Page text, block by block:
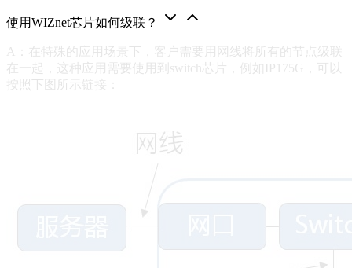
使用WIZnet芯片如何级联？
A：在特殊的应用场景下，客户需要用网线将所有的节点级联
在一起，这种应用需要使用到switch芯片，例如IP175G，可以
按照下图所示链接：